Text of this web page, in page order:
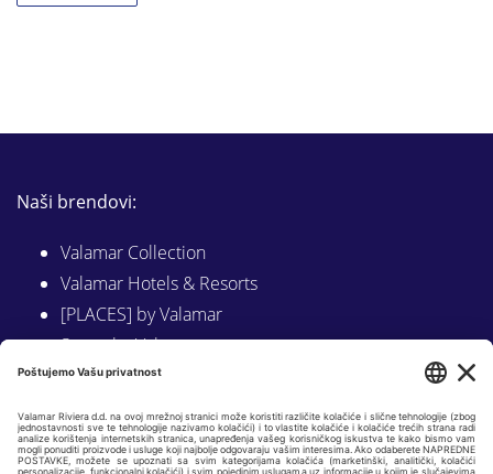
Naši brendovi:
Valamar Collection
Valamar Hotels & Resorts
[PLACES] by Valamar
Sunny by Valamar
Valamar Camping
Istraži na Valamar.com